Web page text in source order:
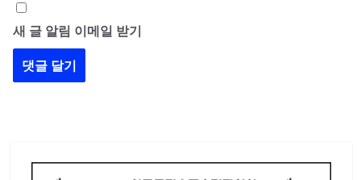
새 글 알림 이메일 받기